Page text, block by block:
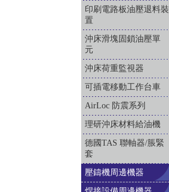
印刷電路板油壓退料裝
置
沖床滑塊固鎖油壓單
元
沖床荷重監視器
可插電移動工作台車
AirLoc 防震系列
理研沖床材料給油機
德國TAS 聯軸器/脹緊
套
壓鑄機周邊機器